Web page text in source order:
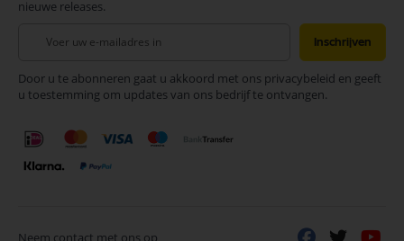
nieuwe releases.
onze
nieuwsbrief
Inschrijven
Door u te abonneren gaat u akkoord met ons privacybeleid en geeft
u toestemming om updates van ons bedrijf te ontvangen.
Neem contact met ons op